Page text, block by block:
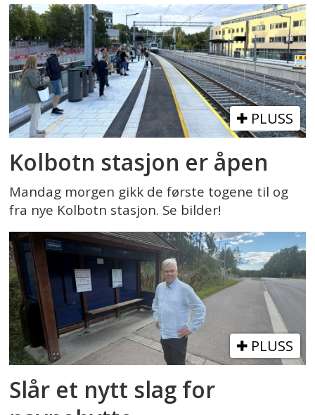
PLUSS
Kolbotn stasjon er åpen
Mandag morgen gikk de første togene til og
fra nye Kolbotn stasjon. Se bilder!
PLUSS
Slår et nytt slag for